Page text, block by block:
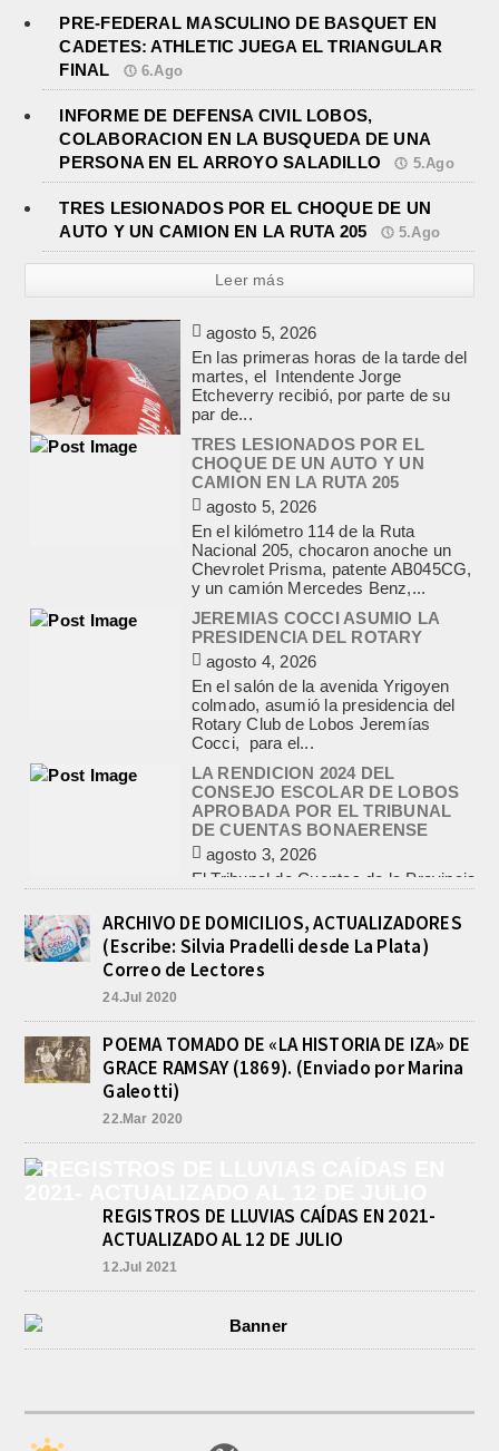
PRE-FEDERAL MASCULINO DE BASQUET EN
CADETES: ATHLETIC JUEGA EL TRIANGULAR
FINAL
6.Ago
INFORME DE DEFENSA CIVIL LOBOS,
COLABORACION EN LA BUSQUEDA DE UNA
PERSONA EN EL ARROYO SALADILLO
5.Ago
TRES LESIONADOS POR EL CHOQUE DE UN
AUTO Y UN CAMION EN LA RUTA 205
5.Ago
Leer más
TRES LESIONADOS POR EL
CHOQUE DE UN AUTO Y UN
CAMION EN LA RUTA 205
agosto 5, 2026
En el kilómetro 114 de la Ruta
Nacional 205, chocaron anoche un
Chevrolet Prisma, patente AB045CG,
y un camión Mercedes Benz,...
JEREMIAS COCCI ASUMIO LA
PRESIDENCIA DEL ROTARY
agosto 4, 2026
En el salón de la avenida Yrigoyen
colmado, asumió la presidencia del
Rotary Club de Lobos Jeremías
Cocci, para el...
LA RENDICION 2024 DEL
CONSEJO ESCOLAR DE LOBOS
APROBADA POR EL TRIBUNAL
DE CUENTAS BONAERENSE
agosto 3, 2026
El Tribunal de Cuentas de la Provincia
de Buenos Aires aprobó formalmente
la rendición de cuentas
correspondiente al Ejercicio 2024,...
PRE-FEDERAL MASCULINO DE
BASQUET EN CADETES:
ATHLETIC JUEGA EL
TRIANGULAR FINAL
agosto 6, 2026
Por el torneo Pre-federal de Básquet,
el equipo de Cadetes de Athletic, logró
se...
INFORME DE DEFENSA CIVIL
LOBOS, COLABORACION EN LA
par de...
ARCHIVO DE DOMICILIOS, ACTUALIZADORES
(Escribe: Silvia Pradelli desde La Plata)
Correo de Lectores
24.Jul 2020
POEMA TOMADO DE «LA HISTORIA DE IZA» DE
GRACE RAMSAY (1869). (Enviado por Marina
Galeotti)
22.Mar 2020
REGISTROS DE LLUVIAS CAÍDAS EN 2021-
ACTUALIZADO AL 12 DE JULIO
12.Jul 2021